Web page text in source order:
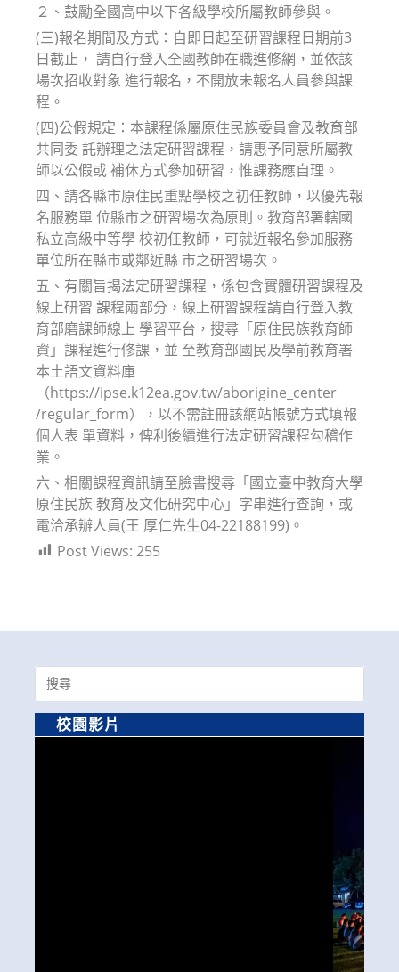
２、鼓勵全國高中以下各級學校所屬教師參與。
(三)報名期間及方式：自即日起至研習課程日期前3
日截止， 請自行登入全國教師在職進修網，並依該
場次招收對象 進行報名，不開放未報名人員參與課
程。
(四)公假規定：本課程係屬原住民族委員會及教育部
共同委 託辦理之法定研習課程，請惠予同意所屬教
師以公假或 補休方式參加研習，惟課務應自理。
四、請各縣市原住民重點學校之初任教師，以優先報
名服務單 位縣市之研習場次為原則。教育部署轄國
私立高級中等學 校初任教師，可就近報名參加服務
單位所在縣市或鄰近縣 市之研習場次。
五、有關旨揭法定研習課程，係包含實體研習課程及
線上研習 課程兩部分，線上研習課程請自行登入教
育部磨課師線上 學習平台，搜尋「原住民族教育師
資」課程進行修課，並 至教育部國民及學前教育署
本土語文資料庫
（https://ipse.k12ea.gov.tw/aborigine_center
/regular_form），以不需註冊該網站帳號方式填報
個人表 單資料，俾利後續進行法定研習課程勾稽作
業。
六、相關課程資訊請至臉書搜尋「國立臺中教育大學
原住民族 教育及文化研究中心」字串進行查詢，或
電洽承辦人員(王 厚仁先生04-22188199)。
Post Views: 255
Search
for:
校園影片